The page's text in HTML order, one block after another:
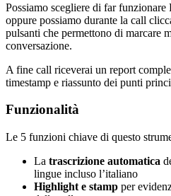
Possiamo scegliere di far
oppure possiamo durante la call
pulsanti che permettono di marcare
conversazione.
A fine call riceverai un report
timestamp e riassunto dei punti
Funzionalità
Le 5 funzioni chiave di questo
La trascrizione automatica
lingue incluso l’italiano
Highlight e stamp per